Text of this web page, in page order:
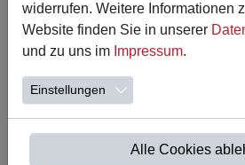
widerrufen. Weitere Informationen
Website finden Sie in unserer
und zu uns im Impressum.
Einstellungen
Alle Cookies